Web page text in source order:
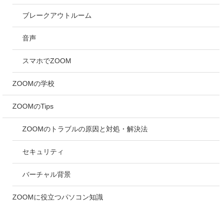
ブレークアウトルーム
音声
スマホでZOOM
ZOOMの学校
ZOOMのTips
ZOOMのトラブルの原因と対処・解決法
セキュリティ
バーチャル背景
ZOOMに役立つパソコン知識